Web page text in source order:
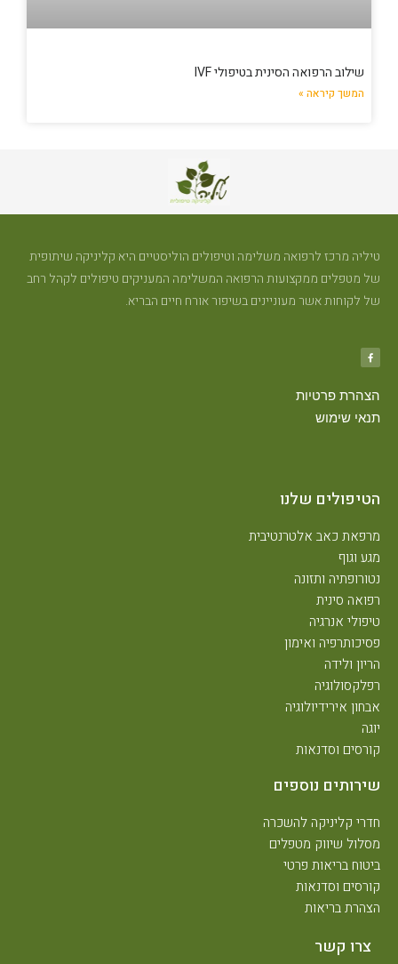
שילוב הרפואה הסינית בטיפולי IVF
המשך קיראה »
טיליה מרכז לרפואה משלימה וטיפולים הוליסטיים היא קליניקה שיתופית
של מטפלים ממקצועות הרפואה המשלימה המעניקים טיפולים לקהל רחב
של לקוחות אשר מעוניינים בשיפור אורח חיים הבריא.
הצהרת פרטיות
תנאי שימוש
הטיפולים שלנו
מרפאת כאב אלטרנטיבית
מגע וגוף
נטורופתיה ותזונה
רפואה סינית
טיפולי אנרגיה
פסיכותרפיה ואימון
הריון ולידה
רפלקסולוגיה
אבחון אירידיולוגיה
יוגה
קורסים וסדנאות
שירותים נוספים
חדרי קליניקה להשכרה
מסלול שיווק מטפלים
ביטוח בריאות פרטי
קורסים וסדנאות
הצהרת בריאות
צרו קשר